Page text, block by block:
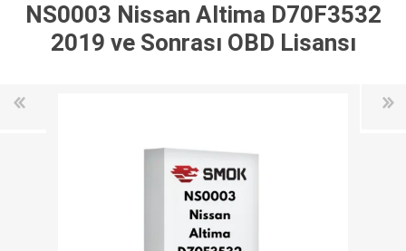
NS0003 Nissan Altima D70F3532
2019 ve Sonrası OBD Lisansı